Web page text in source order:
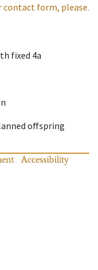
contact form, please.
fixed 4a
offspring
Accessibility